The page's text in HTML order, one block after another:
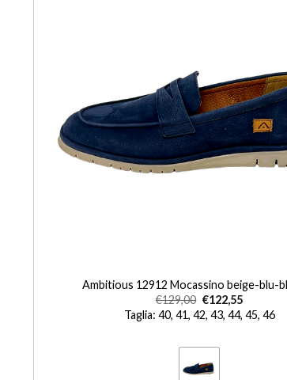
Ambitious 12912 Mocassino beige-blu-
€129,00 €122,55
Taglia: 40, 41, 42, 43, 44, 45, 46